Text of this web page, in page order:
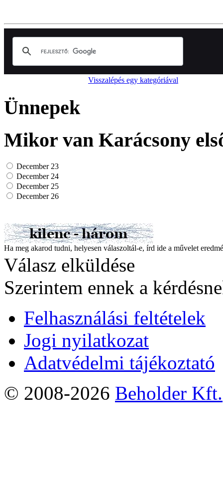
Visszalépés egy kategóriával
Ünnepek
Mikor van Karácsony
December 23
December 24
December 25
December 26
Ha meg akarod tudni, helyesen válaszoltál-e, írd ide a művelet
Válasz elküldése
Szerintem ennek a
Felhasználási feltételek
Jogi nyilatkozat
Adatvédelmi tájékoztató
© 2008-2026 Beholder Kft.